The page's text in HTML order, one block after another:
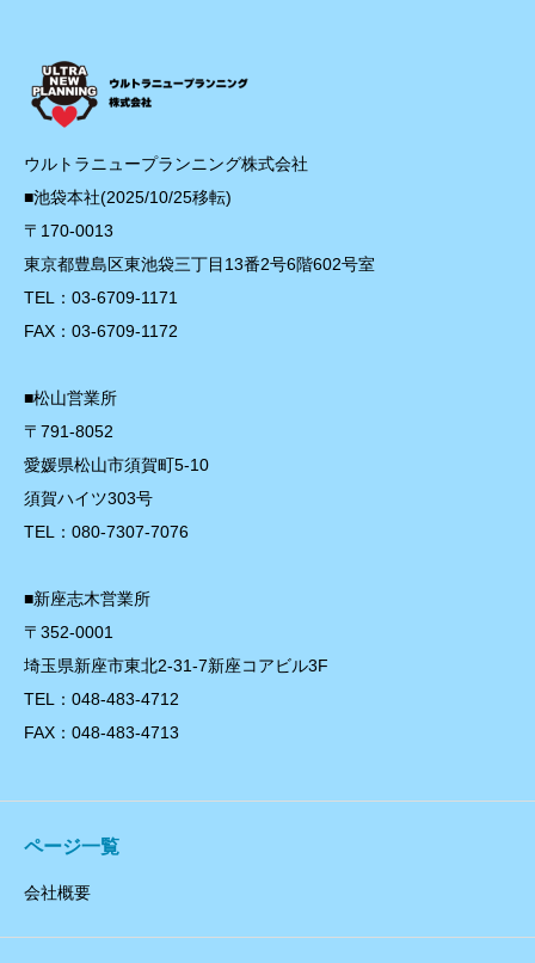
ウルトラニュープランニング株式会社
■池袋本社(2025/10/25移転)
〒170-0013
東京都豊島区東池袋三丁目13番2号6階602号室
TEL：03-6709-1171
FAX：03-6709-1172
■松山営業所
〒791-8052
愛媛県松山市須賀町5-10
須賀ハイツ303号
TEL：080-7307-7076
■新座志木営業所
〒352-0001
埼玉県新座市東北2-31-7新座コアビル3F
TEL：048-483-4712
FAX：048-483-4713
ページ一覧
会社概要